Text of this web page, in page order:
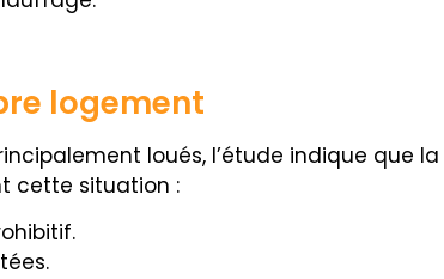
logement
loués, l’étude indique que
cette situation :